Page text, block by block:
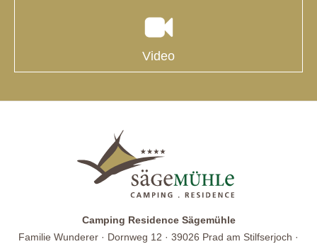
Video
Camping Residence Sägemühle
Familie Wunderer · Dornweg 12 · 39026 Prad am Stilfserjoch ·